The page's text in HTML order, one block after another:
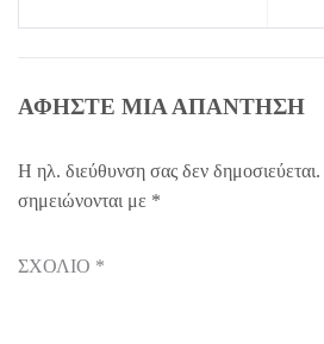
ΑΦΉΣΤΕ ΜΙΑ ΑΠΆΝΤΗΣΗ
Η ηλ. διεύθυνση σας δεν δημοσιεύεται.
σημειώνονται με *
ΣΧΌΛΙΟ *